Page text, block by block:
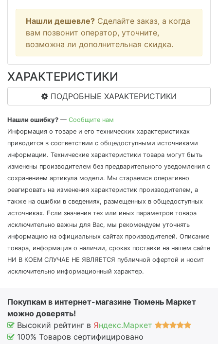
Нашли дешевле? Сделайте заказ, а когда
вам позвонит оператор, уточните,
возможна ли дополнительная скидка.
ХАРАКТЕРИСТИКИ
ПОДРОБНЫЕ ХАРАКТЕРИСТИКИ
Нашли ошибку? — Сообщите нам
Информация о товаре и его технических характеристиках
приводится в соответствии с общедоступными источниками
информации. Технические характеристики товара могут быть
изменены производителем без предварительного уведомления с
сохранением артикула модели. Мы стараемся оперативно
реагировать на изменения характеристик производителем, а
также на ошибки в сведениях, размещенных в общедоступных
источниках. Если значения тех или иных параметров товара
исключительно важны для Вас, мы рекомендуем уточнять
информацию на официальных сайтах производителей. Описание
товара, информация о наличии, сроках поставки на нашем сайте
НИ В КОЕМ СЛУЧАЕ НЕ ЯВЛЯЕТСЯ публичной офертой и носит
исключительно информационный характер.
Покупкам в интернет-магазине Тюмень Маркет
можно доверять!
Высокий рейтинг в Яндекс.Маркет
100% Товаров сертифицировано